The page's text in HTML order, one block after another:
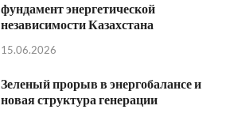
фундамент энергетической
независимости Казахстана
15.06.2026
Зеленый прорыв в энергобалансе и
новая структура генерации